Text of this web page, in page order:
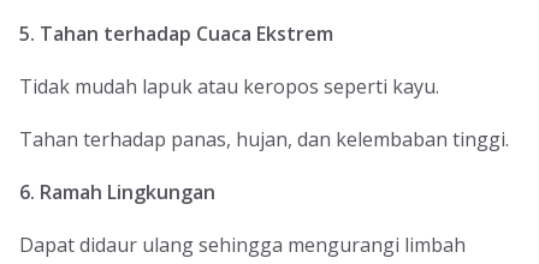
5. Tahan terhadap Cuaca Ekstrem
Tidak mudah lapuk atau keropos seperti kayu.
Tahan terhadap panas, hujan, dan kelembaban tinggi.
6. Ramah Lingkungan
Dapat didaur ulang sehingga mengurangi limbah